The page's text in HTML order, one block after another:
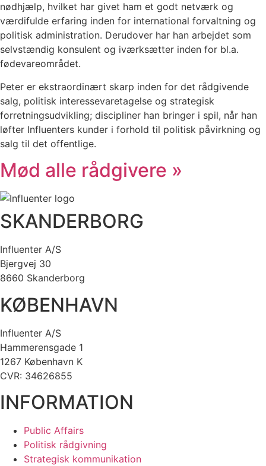
nødhjælp, hvilket har givet ham et godt netværk og
værdifulde erfaring inden for international forvaltning og
politisk administration. Derudover har han arbejdet som
selvstændig konsulent og iværksætter inden for bl.a.
fødevareområdet.
Peter er ekstraordinært skarp inden for det rådgivende
salg, politisk interessevaretagelse og strategisk
forretningsudvikling; discipliner han bringer i spil, når han
løfter Influenters kunder i forhold til politisk påvirkning og
salg til det offentlige.
Mød alle rådgivere »
SKANDERBORG
Influenter A/S
Bjergvej 30
8660 Skanderborg
KØBENHAVN
Influenter A/S
Hammerensgade 1
1267 København K
CVR: 34626855
INFORMATION
Public Affairs
Politisk rådgivning
Strategisk kommunikation